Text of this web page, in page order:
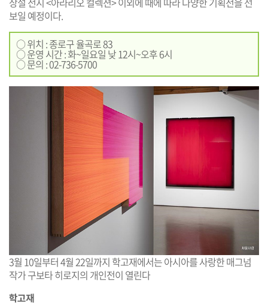
보일 예정이다.
○ 위치 : 종로구 율곡로 83
○ 운영 시간 : 화~일요일 낮 12시~오후 6시
○ 문의 : 02-736-5700
3월 10일부터 4월 22일까지 학고재에서는 아시아를 사랑한 매그넘
작가 구보타 히로지의 개인전이 열린다
학고재